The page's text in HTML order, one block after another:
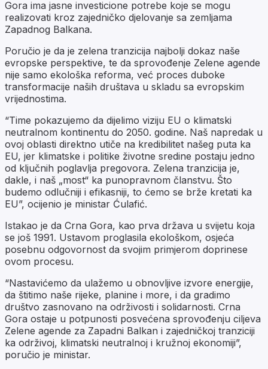
Gora ima jasne investicione potrebe koje se mogu
realizovati kroz zajedničko djelovanje sa zemljama
Zapadnog Balkana.
Poručio je da je zelena tranzicija najbolji dokaz naše
evropske perspektive, te da sprovođenje Zelene agende
nije samo ekološka reforma, već proces duboke
transformacije naših društava u skladu sa evropskim
vrijednostima.
“Time pokazujemo da dijelimo viziju EU o klimatski
neutralnom kontinentu do 2050. godine. Naš napredak u
ovoj oblasti direktno utiče na kredibilitet našeg puta ka
EU, jer klimatske i politike životne sredine postaju jedno
od ključnih poglavlja pregovora. Zelena tranzicija je,
dakle, i naš „most“ ka punopravnom članstvu. Što
budemo odlučniji i efikasniji, to ćemo se brže kretati ka
EU”, ocijenio je ministar Ćulafić.
Istakao je da Crna Gora, kao prva država u svijetu koja
se još 1991. Ustavom proglasila ekološkom, osjeća
posebnu odgovornost da svojim primjerom doprinese
ovom procesu.
“Nastavićemo da ulažemo u obnovljive izvore energije,
da štitimo naše rijeke, planine i more, i da gradimo
društvo zasnovano na održivosti i solidarnosti. Crna
Gora ostaje u potpunosti posvećena sprovođenju ciljeva
Zelene agende za Zapadni Balkan i zajedničkoj tranziciji
ka održivoj, klimatski neutralnoj i kružnoj ekonomiji”,
poručio je ministar.